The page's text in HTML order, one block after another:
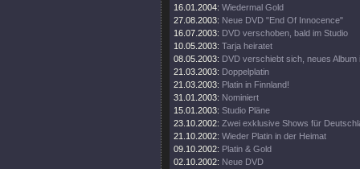
16.01.2004: Wiedermal Gold
27.08.2003: Neue DVD "End Of Innocence"
16.07.2003: DVD verschoben, bald im Studio
10.05.2003: Tarja heiratet
08.05.2003: DVD verschiebt sich, neues Album
21.03.2003: Doppelplatin
21.03.2003: Platin in Finnland!
31.01.2003: Nominiert
15.01.2003: Studio Pläne
23.10.2002: Zwei exklusive Shows für
21.10.2002: Wieder Platin in der Heimat
09.10.2002: Platin & Gold
02.10.2002: Neue DVD